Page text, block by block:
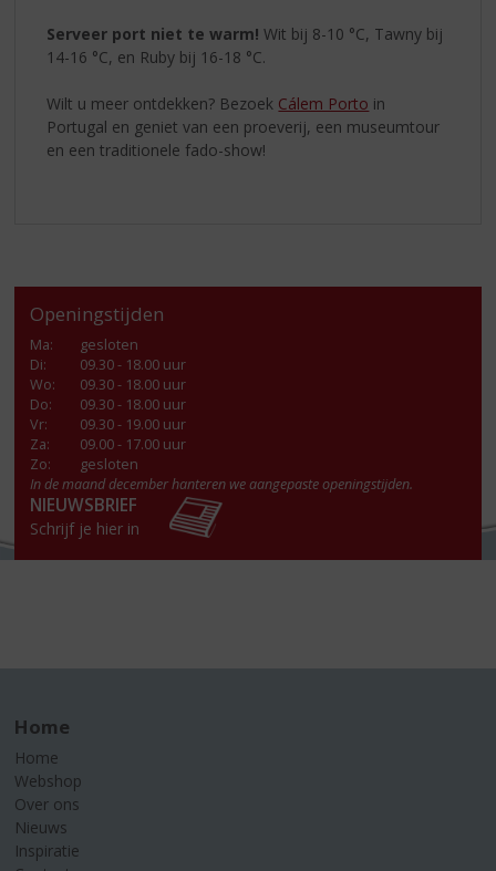
Serveer port niet te warm! Wit bij 8-10 °C, Tawny bij
14-16 °C, en Ruby bij 16-18 °C.
Wilt u meer ontdekken? Bezoek Cálem Porto in
Portugal en geniet van een proeverij, een museumtour
en een traditionele fado-show!
Openingstijden
Ma:
gesloten
Di:
09.30 - 18.00 uur
Wo:
09.30 - 18.00 uur
Do:
09.30 - 18.00 uur
Vr:
09.30 - 19.00 uur
Za:
09.00 - 17.00 uur
Zo:
gesloten
In de maand december hanteren we aangepaste openingstijden.
NIEUWSBRIEF
Schrijf je hier in
Home
Home
Webshop
Over ons
Nieuws
Inspiratie